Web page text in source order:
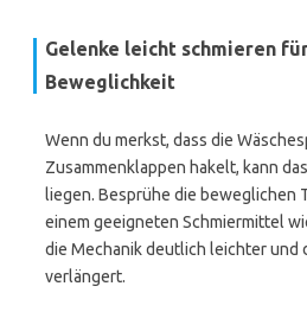
Gelenke leicht schmieren
Beweglichkeit
Wenn du merkst, dass die
Zusammenklappen hakelt, kann
liegen. Besprühe die beweglichen
einem geeigneten Schmiermittel
die Mechanik deutlich leichter und
verlängert.